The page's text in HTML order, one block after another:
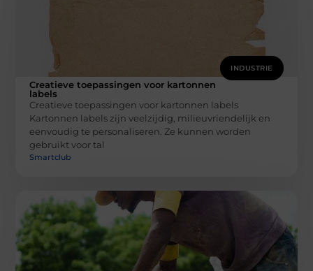
INDUSTRIE
Creatieve toepassingen voor kartonnen
labels
Creatieve toepassingen voor kartonnen labels
Kartonnen labels zijn veelzijdig, milieuvriendelijk en
eenvoudig te personaliseren. Ze kunnen worden
gebruikt voor tal
Smartclub